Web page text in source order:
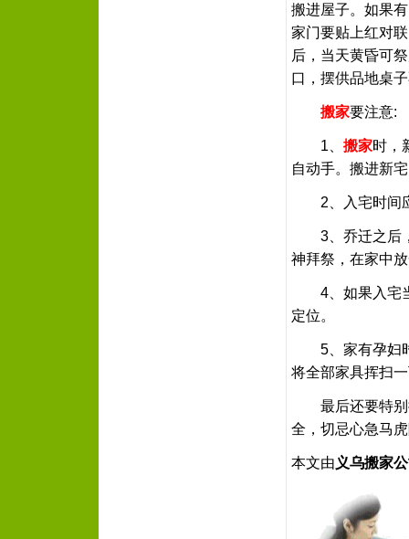
搬进屋子。如果
家门要贴上红对
后，当天黄昏可
口，摆供品地桌
搬家要注意:
1、 搬家时，
自动手。搬进新
2、入宅时间应
3、乔迁之后，
神拜祭，在家中
4、如果入宅当
定位。
5、家有孕妇
将全部家具挥扫
最后还要特别
全，切忌心急马
本文由 义乌搬家